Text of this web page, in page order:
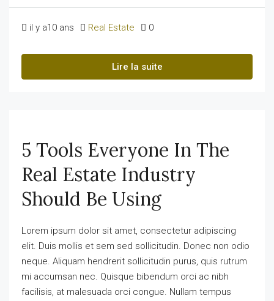
il y a10 ans Real Estate 0
Lire la suite
5 Tools Everyone In The
Real Estate Industry
Should Be Using
Lorem ipsum dolor sit amet, consectetur adipiscing
elit. Duis mollis et sem sed sollicitudin. Donec non odio
neque. Aliquam hendrerit sollicitudin purus, quis rutrum
mi accumsan nec. Quisque bibendum orci ac nibh
facilisis, at malesuada orci congue. Nullam tempus